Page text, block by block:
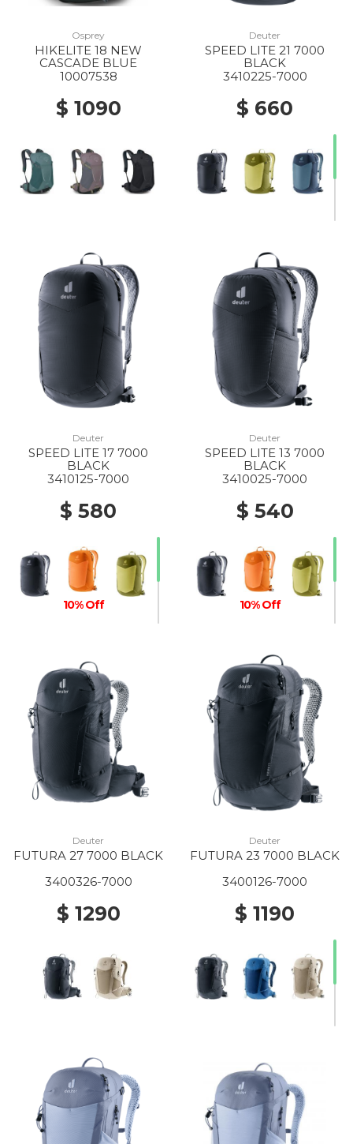
Osprey
HIKELITE 18 NEW
CASCADE BLUE
10007538
$ 1090
Deuter
SPEED LITE 21 7000
BLACK
3410225-7000
$ 660
Deuter
SPEED LITE 17 7000
BLACK
3410125-7000
$ 580
10% Off
Deuter
SPEED LITE 13 7000
BLACK
3410025-7000
$ 540
10% Off
Deuter
FUTURA 27 7000 BLACK
3400326-7000
$ 1290
Deuter
FUTURA 23 7000 BLACK
3400126-7000
$ 1190